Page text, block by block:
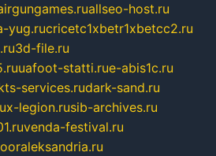
allseo-host.ru
yug.rucricetc1xbetr1xbetcc2.ru
3d-file.ru
uafoot-statti.rue-abis1c.ru
services.rudark-sand.ru
x-legion.rusib-archives.ru
venda-festival.ru